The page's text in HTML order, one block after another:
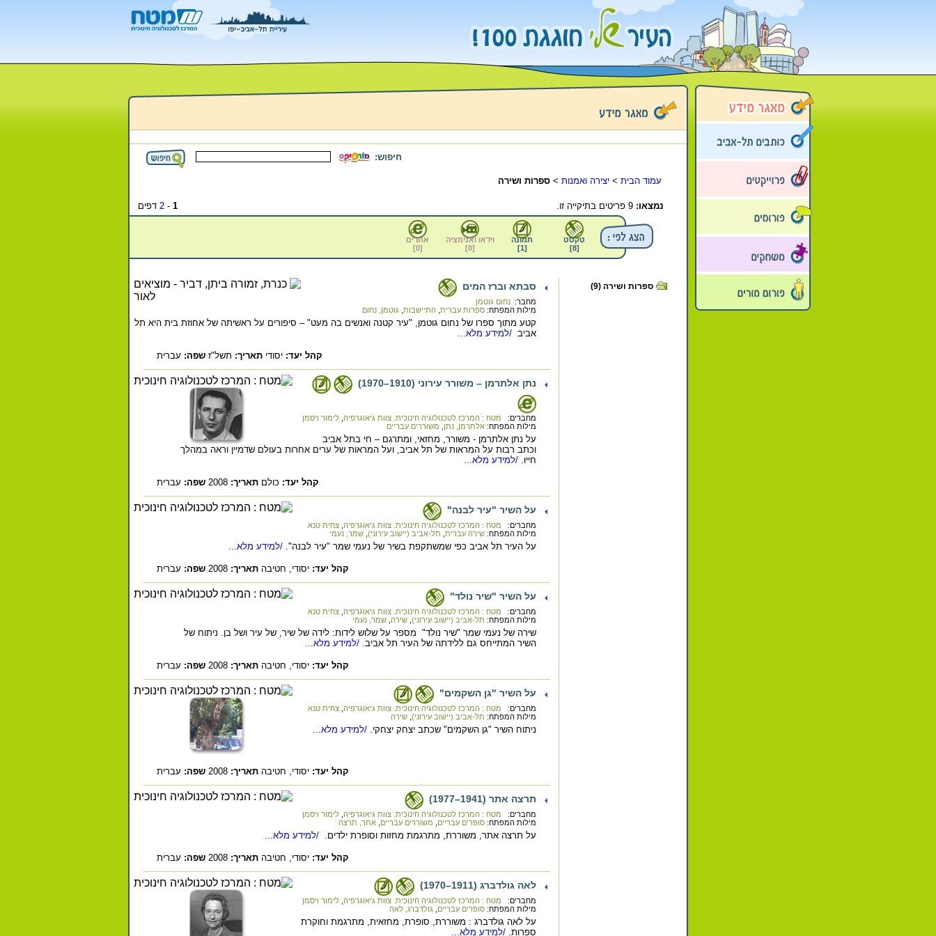
חיפוש:
עמוד הבית > יצירה ואמנות > ספרות ושירה
נמצאו: 1
-
2 דפים
טקסט
[
8
]
תמונה
[
1
]
וידאו ואנימציה
[
0
]
אתרים
[
0
]
ספרות ושירה (9) סבתא וברז המים
מחבר: נחום גוטמן
מילות המפתח: ספרות עברית התיישבות גוטמן, נחום
קטע מתוך ספרו של נחום גוטמן, "עיר קטנה ואנשים בה מעט" – סיפורים על ראשיתה של אחוזת בית היא תל
אביב /למידע מלא...
קהל יעד: יסודי תאריך: תשל"ז שפה: עברית
נתן אלתרמן – משורר עירוני (1910–1970)
מחברים: מטח : המרכז לטכנולוגיה חינוכית. צוות גיאוגרפיה לימור ויסמן
מילות המפתח: אלתרמן, נתן משוררים עבריים
על נתן אלתרמן - משורר, מחזאי, ומתרגם – חי בתל אביב
וכתב רבות על המראות של תל אביב, ועל המראות של ערים אחרות בעולם שדמיין וראה במהלך
חייו. /למידע מלא...
קהל יעד: כולם תאריך: 2008 שפה: עברית
על השיר "עיר לבנה"
מחברים: מטח : המרכז לטכנולוגיה חינוכית. צוות גיאוגרפיה צחית טנא
מילות המפתח: שירה עברית תל-אביב (יישוב עירוני) שמר, נעמי
על העיר תל אביב כפי שמשתקפת בשיר של נעמי שמר "עיר לבנה". /למידע מלא...
קהל יעד: יסודי, חטיבה תאריך: 2008 שפה: עברית
על השיר "שיר נולד"
מחברים: מטח : המרכז לטכנולוגיה חינוכית. צוות גיאוגרפיה צחית טנא
מילות המפתח: תל-אביב (יישוב עירוני) שירה שמר, נעמי
שירה של נעמי שמר "שיר נולד" מספר על שלוש לידות: לידה של שיר, של עיר ושל בן. ניתוח של
השיר המתייחס גם ללידתה של העיר תל אביב. /למידע מלא...
קהל יעד: יסודי, חטיבה תאריך: 2008 שפה: עברית
על השיר "גן השקמים"
מחברים: מטח : המרכז לטכנולוגיה חינוכית. צוות גיאוגרפיה צחית טנא
מילות המפתח: תל-אביב (יישוב עירוני) שירה
ניתוח השיר "גן השקמים" שכתב יצחק יצחקי. /למידע מלא...
קהל יעד: יסודי, חטיבה תאריך: 2008 שפה: עברית
תרצה אתר (1941–1977)
מחברים: מטח : המרכז לטכנולוגיה חינוכית. צוות גיאוגרפיה לימור ויסמן
מילות המפתח: סופרים עבריים משוררים עבריים אתר, תרצה
על תרצה אתר, משוררת, מתרגמת מחזות וסופרת ילדים. /למידע מלא...
קהל יעד: יסודי, חטיבה תאריך: 2008 שפה: עברית
לאה גולדברג (1911–1970)
מחברים: מטח : המרכז לטכנולוגיה חינוכית. צוות גיאוגרפיה לימור ויסמן
מילות המפתח: סופרים עבריים גולדברג, לאה
על לאה גולדברג : משוררת, סופרת, מחזאית, מתרגמת וחוקרת
ספרות. /למידע מלא...